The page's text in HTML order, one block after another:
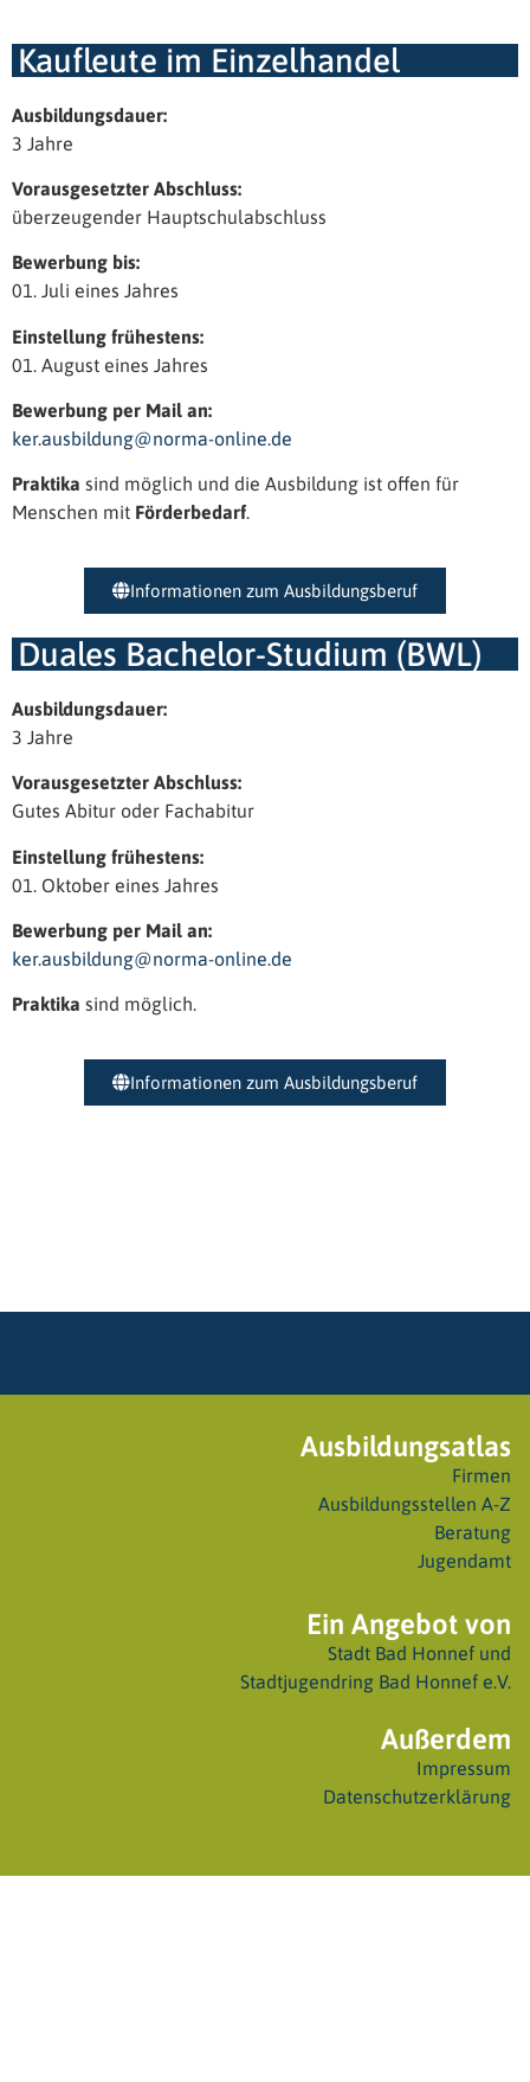
Kaufleute im Einzelhandel
Ausbildungsdauer:
3 Jahre
Vorausgesetzter Abschluss:
überzeugender Hauptschulabschluss
Bewerbung bis:
01. Juli eines Jahres
Einstellung frühestens:
01. August eines Jahres
Bewerbung per Mail an:
ker.ausbildung@norma-online.de
Praktika sind möglich und die Ausbildung ist offen für
Menschen mit Förderbedarf.
Informationen zum Ausbildungsberuf
Duales Bachelor-Studium (BWL)
Ausbildungsdauer:
3 Jahre
Vorausgesetzter Abschluss:
Gutes Abitur oder Fachabitur
Einstellung frühestens:
01. Oktober eines Jahres
Bewerbung per Mail an:
ker.ausbildung@norma-online.de
Praktika sind möglich.
Informationen zum Ausbildungsberuf
Ausbildungsatlas
Firmen
Ausbildungsstellen A-Z
Beratung
Jugendamt
Ein Angebot von
Stadt Bad Honnef und
Stadtjugendring Bad Honnef e.V.
Außerdem
Impressum
Datenschutzerklärung